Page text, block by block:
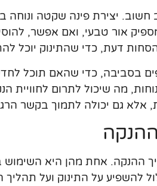
חשוב. יצירת פינה שקטה ונוחה
אור טבעי, ואם אפשר,
דעת, כדי שהתינוק יוכל
בסביבה, כדי שהאם תוכל
מה שיכול לתרום לחוויית
גם יכולה לתמוך בקשר
ההנקה. אחת מהן היא השימוש
להשפיע על התינוק ועל תהליך